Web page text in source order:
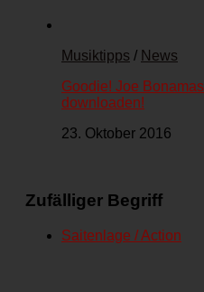
Musiktipps / News
Goodie! Joe
downloaden!
23. Oktober 2016
Zufälliger Begriff
Saitenlage / Action